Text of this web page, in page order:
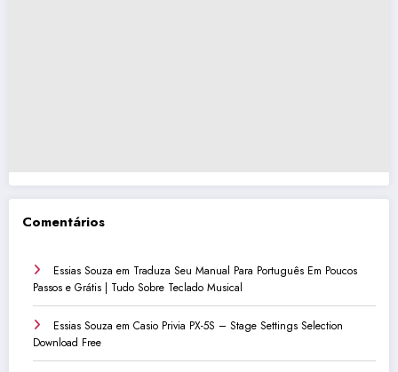
Comentários
Essias Souza em Traduza Seu Manual Para Português Em Poucos
Passos e Grátis | Tudo Sobre Teclado Musical
Essias Souza em Casio Privia PX-5S – Stage Settings Selection
Download Free